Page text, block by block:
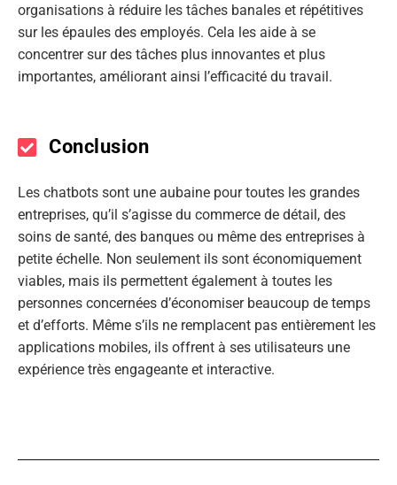
organisations à réduire les tâches banales et répétitives
sur les épaules des employés. Cela les aide à se
concentrer sur des tâches plus innovantes et plus
importantes, améliorant ainsi l’efficacité du travail.
Conclusion
Les chatbots sont une aubaine pour toutes les grandes
entreprises, qu’il s’agisse du commerce de détail, des
soins de santé, des banques ou même des entreprises à
petite échelle. Non seulement ils sont économiquement
viables, mais ils permettent également à toutes les
personnes concernées d’économiser beaucoup de temps
et d’efforts. Même s’ils ne remplacent pas entièrement les
applications mobiles, ils offrent à ses utilisateurs une
expérience très engageante et interactive.